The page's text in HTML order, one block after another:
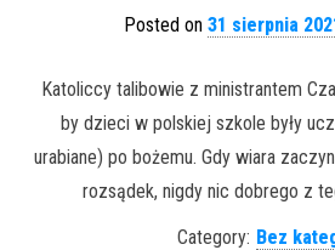
Posted on 31 sierpnia
Katoliccy talibowie z ministrantem
by dzieci w polskiej szkole były
urabiane) po bożemu. Gdy wiara
rozsądek, nigdy nic dobrego z
Category: Bez